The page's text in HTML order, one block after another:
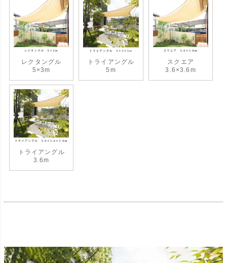
レクタングル
5×3m
トライアングル
5m
スクエア
3.6×3.6m
トライアングル
3.6m